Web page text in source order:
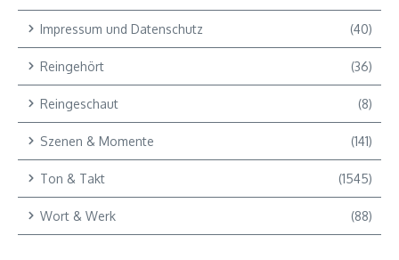
Impressum und Datenschutz (40)
Reingehört (36)
Reingeschaut (8)
Szenen & Momente (141)
Ton & Takt (1545)
Wort & Werk (88)